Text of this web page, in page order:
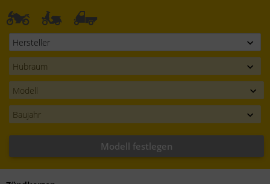
Modell festlegen